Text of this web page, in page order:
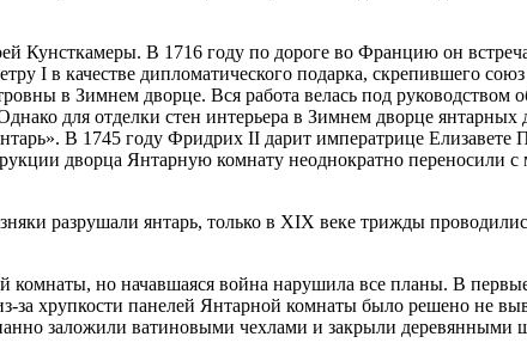
Кунсткамеры. В 1716 году по дороге во Францию он
I в качестве дипломатического подарка, скрепившего
в Зимнем дворце. Вся работа велась под руководством
для отделки стен интерьера в Зимнем дворце янтарных
В 1745 году Фридрих II дарит императрице Елизавете
дворца Янтарную комнату неоднократно переносили с
разрушали янтарь, только в XIX веке трижды
комнаты, но начавшаяся война нарушила все планы. В
за хрупкости панелей Янтарной комнаты было решено не
заложили ватиновыми чехлами и закрыли деревянными